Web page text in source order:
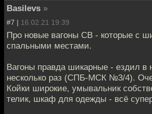
Basilevs »
#7 | 16.02.21 19:39
Про новые вагоны СВ - которые с
спальными местами.
Вагоны правда шикарные - ездил в
несколько раз (СПБ-МСК №3/4).
Койки широкие, умывальник
телик, шкаф для одежды - всё